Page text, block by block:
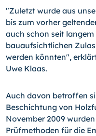
"Zuletzt wurde aus
bis zum vorher
auch schon seit
bauaufsichtlichen
werden könnten",
Uwe Klaas.
Auch davon betroffen
Beschichtung von
November 2009
Prüfmethoden für die